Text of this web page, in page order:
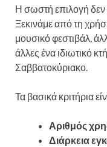
Η σωστή επιλογή δεν
Ξεκινάμε από τη
μουσικό φεστιβάλ,
άλλες ένα ιδιωτικό
Σαββατοκύριακο.
Τα βασικά κριτήρια
Αριθμός
Διάρκεια